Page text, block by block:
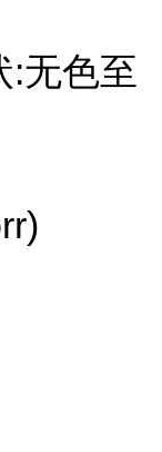
:无色至